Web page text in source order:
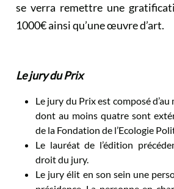
se verra remettre une
1000€ ainsi qu’une œuvre d’art.
Le jury du Prix
Le jury du Prix est composé
dont au moins quatre sont
de la Fondation de l’Ecologie
Le lauréat de l’édition
droit du jury.
Le jury élit en son sein une